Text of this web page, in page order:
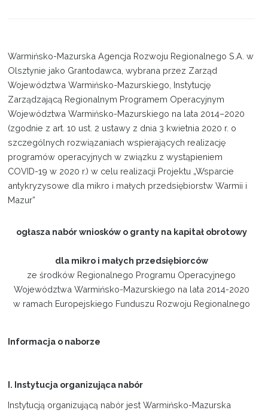
Warmińsko-Mazurska Agencja Rozwoju Regionalnego S.A. w
Olsztynie jako Grantodawca, wybrana przez Zarząd
Województwa Warmińsko-Mazurskiego, Instytucję
Zarządzającą Regionalnym Programem Operacyjnym
Województwa Warmińsko-Mazurskiego na lata 2014–2020
(zgodnie z art. 10 ust. 2 ustawy z dnia 3 kwietnia 2020 r. o
szczególnych rozwiązaniach wspierających realizację
programów operacyjnych w związku z wystąpieniem
COVID-19 w 2020 r.) w celu realizacji Projektu „Wsparcie
antykryzysowe dla mikro i małych przedsiębiorstw Warmii i
Mazur”
ogłasza nabór wniosków o granty na kapitał obrotowy
dla mikro i małych przedsiębiorców
ze środków Regionalnego Programu Operacyjnego
Województwa Warmińsko-Mazurskiego na lata 2014-2020
w ramach Europejskiego Funduszu Rozwoju Regionalnego
Informacja o naborze
I. Instytucja organizująca nabór
Instytucją organizującą nabór jest Warmińsko-Mazurska